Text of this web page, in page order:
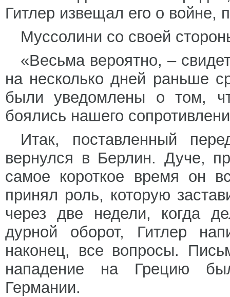
Гитлер извещал его о
Муссолини со своей
«Весьма вероятно, –
на несколько дней раньше
были уведомлены о том,
боялись нашего
Итак, поставленный
вернулся в Берлин. Дуче,
самое короткое время он
принял роль, которую
через две недели, когда
дурной оборот, Гитлер
наконец, все вопросы.
нападение на Грецию
Германии.